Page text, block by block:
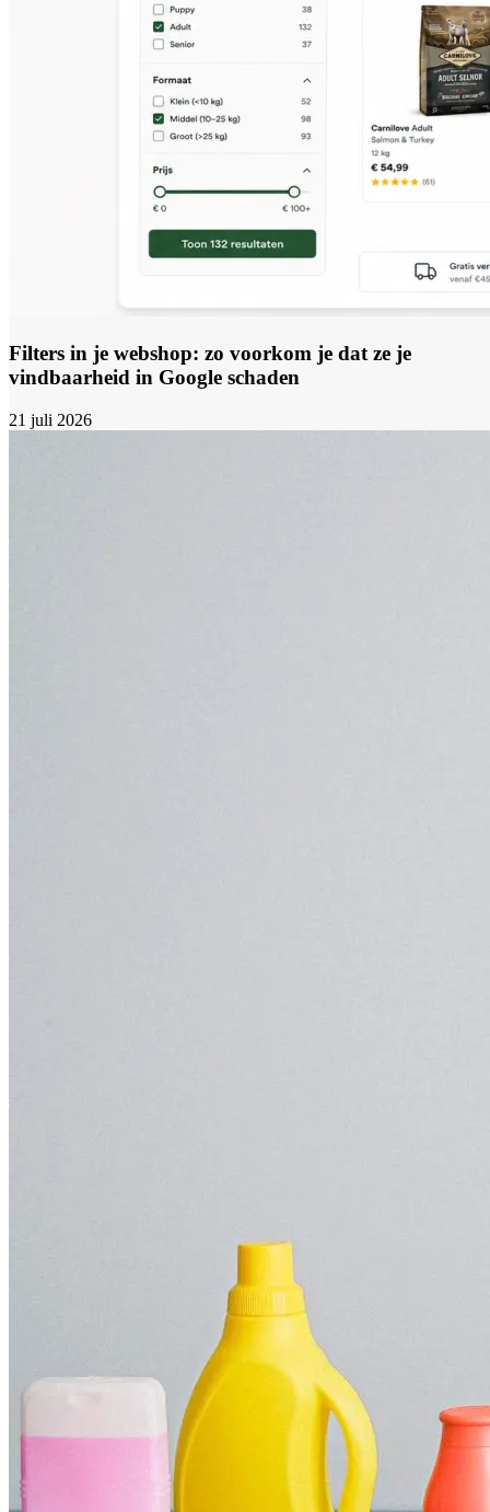
Filters in je webshop: zo voorkom je dat ze je
vindbaarheid in Google schaden
21 juli 2026